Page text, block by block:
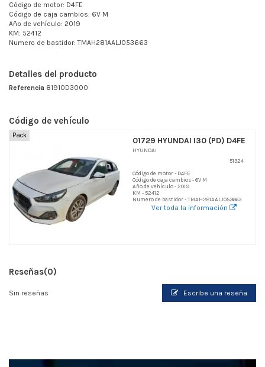
Código de motor: D4FE
Código de caja cambios: 6V M
Año de vehículo: 2019
KM: 52412
Numero de bastidor: TMAH281AALJ053663
Detalles del producto
Referencia 81910D3000
Código de vehículo
Pack
01729 HYUNDAI I30 (PD) D4FE
HYUNDAI
51324
Código de motor - D4FE
Código de caja cambios - 6V M
Año de vehículo - 2019
KM - 52412
Numero de bastidor - TMAH281AALJ053663
Ver toda la información
Reseñas(0)
Sin reseñas Escribe una reseña